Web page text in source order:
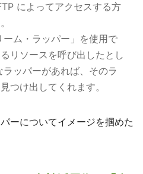
によってアクセスする方
ム・ラッパー」を使用で
リソースを呼び出したとし
ッパーがあれば、そのラ
つけ出してくれます。
ーについてイメージを掴めた